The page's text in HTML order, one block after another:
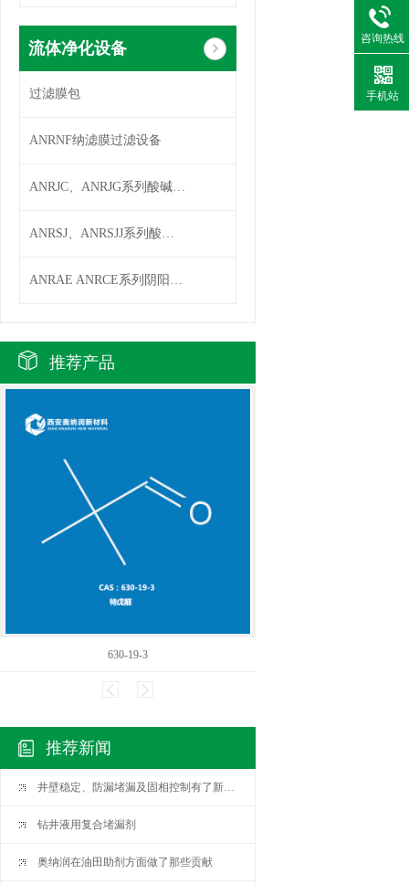
流体净化设备
过滤膜包
ANRNF纳滤膜过滤设备
ANRJC、ANRJG系列酸碱贮罐
ANRSJ、ANRSJJ系列酸碱计量箱
ANRAE ANRCE系列阴阳离子交换器
推荐产品
630-19-3
推荐新闻
井壁稳定、防漏堵漏及固相控制有了新认识
钻井液用复合堵漏剂
奥纳润在油田助剂方面做了那些贡献
咨询热线
手机站